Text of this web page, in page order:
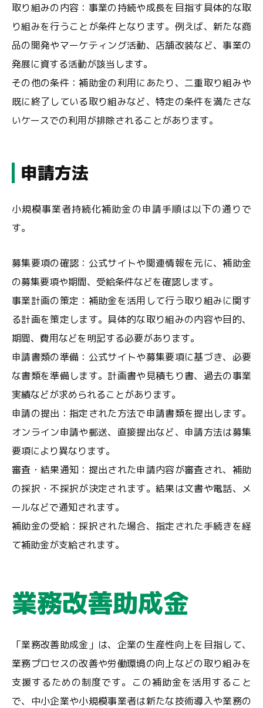
取り組みの内容：事業の持続や成長を目指す具体的な取
り組みを行うことが条件となります。例えば、新たな商
品の開発やマーケティング活動、店舗改装など、事業の
発展に資する活動が該当します。
その他の条件：補助金の利用にあたり、二重取り組みや
既に終了している取り組みなど、特定の条件を満たさな
いケースでの利用が排除されることがあります。
申請方法
小規模事業者持続化補助金の申請手順は以下の通りで
す。
募集要項の確認：公式サイトや関連情報を元に、補助金
の募集要項や期間、受給条件などを確認します。
事業計画の策定：補助金を活用して行う取り組みに関す
る計画を策定します。具体的な取り組みの内容や目的、
期間、費用などを明記する必要があります。
申請書類の準備：公式サイトや募集要項に基づき、必要
な書類を準備します。計画書や見積もり書、過去の事業
実績などが求められることがあります。
申請の提出：指定された方法で申請書類を提出します。
オンライン申請や郵送、直接提出など、申請方法は募集
要項により異なります。
審査・結果通知：提出された申請内容が審査され、補助
の採択・不採択が決定されます。結果は文書や電話、メ
ールなどで通知されます。
補助金の受給：採択された場合、指定された手続きを経
て補助金が支給されます。
業務改善助成金
「業務改善助成金」は、企業の生産性向上を目指して、
業務プロセスの改善や労働環境の向上などの取り組みを
支援するための制度です。この補助金を活用すること
で、中小企業や小規模事業者は新たな技術導入や業務の